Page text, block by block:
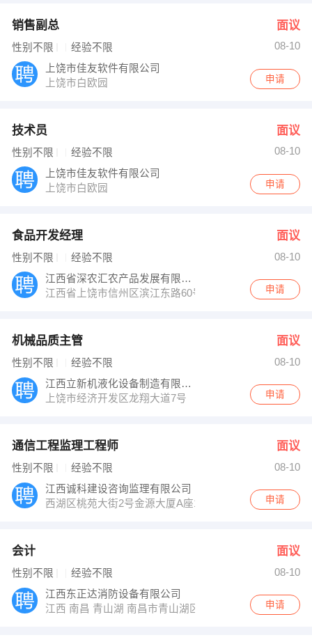
销售副总 面议
性别不限 经验不限
08-10
上饶市佳友软件有限公司
上饶市白欧园
申请
技术员 面议
性别不限 经验不限
08-10
上饶市佳友软件有限公司
上饶市白欧园
申请
食品开发经理 面议
性别不限 经验不限
08-10
江西省深农汇农产品发展有限公司
江西省上饶市信州区滨江东路60号江天深农汇农产品发
申请
机械品质主管 面议
性别不限 经验不限
08-10
江西立新机液化设备制造有限公司
上饶市经济开发区龙翔大道7号
申请
通信工程监理工程师 面议
性别不限 经验不限
08-10
江西诚科建设咨询监理有限公司
西湖区桃苑大街2号金源大厦A座14-15层
申请
会计 面议
性别不限 经验不限
08-10
江西东正达消防设备有限公司
江西 南昌 青山湖 南昌市青山湖区高新南大道
申请